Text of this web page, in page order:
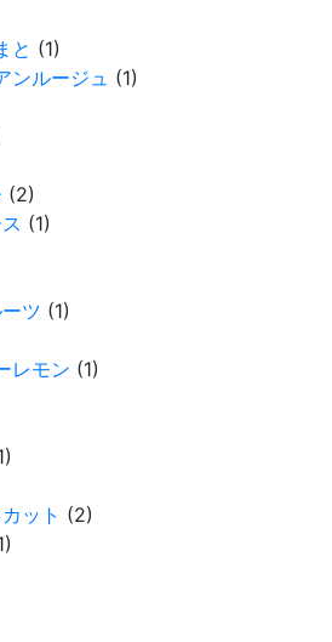
と (1)
ンルージュ (1)
(2)
(1)
ツ (1)
レモン (1)
ット (2)